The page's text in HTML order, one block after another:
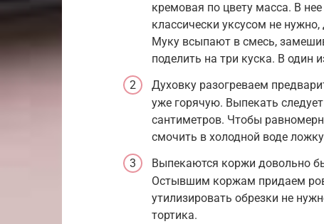
кремовая по цвету масса. В
классически уксусом не
Муку всыпают в смесь,
поделить на три куска. В один
Духовку разогреваем
уже горячую. Выпекать
сантиметров. Чтобы
смочить в холодной воде
Выпекаются коржи довольно
Остывшим коржам придаем
утилизировать обрезки не
тортика.